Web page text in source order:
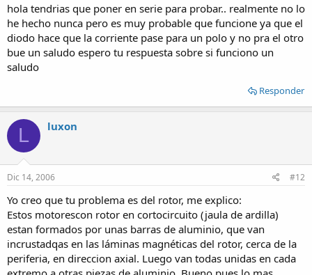
hola tendrias que poner en serie para probar.. realmente no lo
he hecho nunca pero es muy probable que funcione ya que el
diodo hace que la corriente pase para un polo y no pra el otro
bue un saludo espero tu respuesta sobre si funciono un
saludo
Responder
L luxon
Dic 14, 2006 #12
Yo creo que tu problema es del rotor, me explico:
Estos motorescon rotor en cortocircuito (jaula de ardilla)
estan formados por unas barras de aluminio, que van
incrustadqas en las láminas magnéticas del rotor, cerca de la
periferia, en direccion axial. Luego van todas unidas en cada